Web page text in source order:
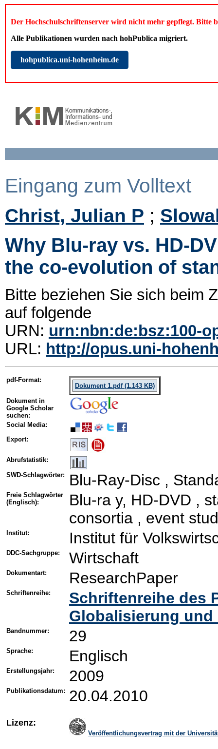
Der Hochschulschriftenserver wird nicht mehr gepflegt. Bitte
Alle Publikationen wurden nach hohPublica migriert.
hohpublica.uni-hohenheim.de
Eingang zum Volltext
Christ, Julian P ;
Why Blu-ray vs. HD-
the co-evolution of
Bitte beziehen Sie sich beim
auf folgende
URN: urn:nbn:de:bsz:100-
URL: http://opus.uni-
pdf-Format:
Dokument 1.pdf (1.143 KB)
Dokument in
Google Scholar
suchen:
Social Media:
Export:
Abrufstatistik:
SWD-Schlagwörter: Blu-Ray-Disc ,
Freie Schlagwörter
(Englisch):
Blu-ra y, HD-DVD ,
consortia , event
Institut: Institut für
DDC-Sachgruppe: Wirtschaft
Dokumentart: ResearchPaper
Schriftenreihe:
Schriftenreihe des
Globalisierung
Bandnummer: 29
Sprache: Englisch
Erstellungsjahr: 2009
Publikationsdatum: 20.04.2010
Lizenz:
Veröffentlichungsvertrag mit der